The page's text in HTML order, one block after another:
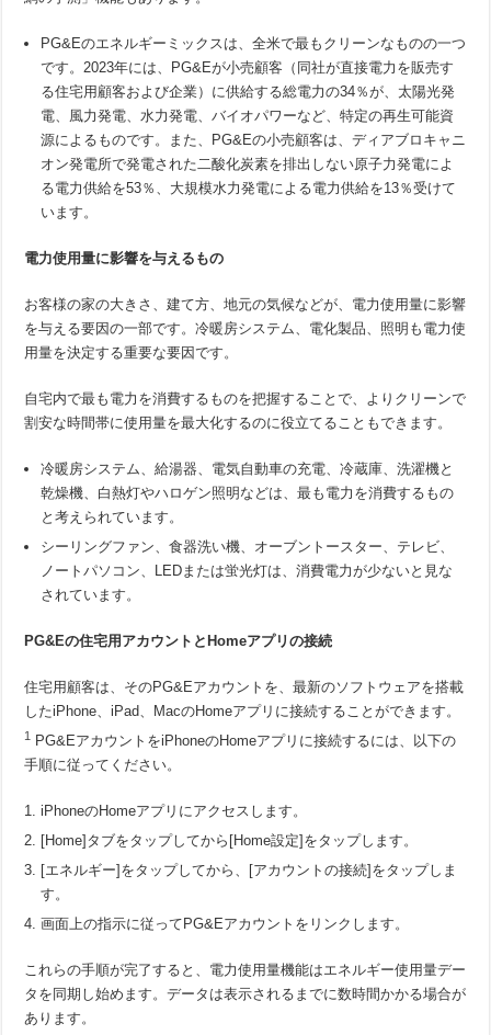
PG&Eのエネルギーミックスは、全米で最もクリーンなものの一つ
です。2023年には、PG&Eが小売顧客（同社が直接電力を販売す
る住宅用顧客および企業）に供給する総電力の34％が、太陽光発
電、風力発電、水力発電、バイオパワーなど、特定の再生可能資
源によるものです。また、PG&Eの小売顧客は、ディアブロキャニ
オン発電所で発電された二酸化炭素を排出しない原子力発電によ
る電力供給を53％、大規模水力発電による電力供給を13％受けて
います。
電力使用量に影響を与えるもの
お客様の家の大きさ、建て方、地元の気候などが、電力使用量に影響
を与える要因の一部です。冷暖房システム、電化製品、照明も電力使
用量を決定する重要な要因です。
自宅内で最も電力を消費するものを把握することで、よりクリーンで
割安な時間帯に使用量を最大化するのに役立てることもできます。
冷暖房システム、給湯器、電気自動車の充電、冷蔵庫、洗濯機と
乾燥機、白熱灯やハロゲン照明などは、最も電力を消費するもの
と考えられています。
シーリングファン、食器洗い機、オーブントースター、テレビ、
ノートパソコン、LEDまたは蛍光灯は、消費電力が少ないと見な
されています。
PG&Eの住宅用アカウントと Homeアプリの接続
住宅用顧客は、そのPG&Eアカウントを、最新のソフトウェアを搭載
したiPhone、iPad、MacのHomeアプリに接続することができます。
1
PG&EアカウントをiPhoneのHomeアプリに接続するには、以下の
手順に従ってください。
iPhoneのHomeアプリにアクセスします。
[Home]タブをタップしてから[Home設定]をタップします。
[エネルギー]をタップしてから、[アカウントの接続]をタップしま
す。
画面上の指示に従ってPG&Eアカウントをリンクします。
これらの手順が完了すると、電力使用量機能はエネルギー使用量デー
タを同期し始めます。データは表示されるまでに数時間かかる場合が
あります。